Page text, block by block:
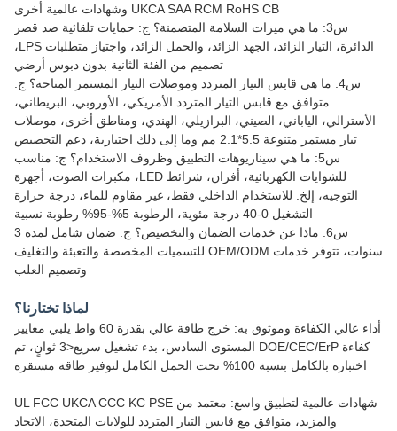
UKCA SAA RCM RoHS CB وشهادات عالمية أخرى
س3: ما هي ميزات السلامة المتضمنة؟ ج: حمايات تلقائية ضد قصر
الدائرة، التيار الزائد، الجهد الزائد، والحمل الزائد، واجتياز متطلبات LPS،
تصميم من الفئة الثانية بدون دبوس أرضي
س4: ما هي قابس التيار المتردد وموصلات التيار المستمر المتاحة؟ ج:
متوافق مع قابس التيار المتردد الأمريكي، الأوروبي، البريطاني،
الأسترالي، الياباني، الصيني، البرازيلي، الهندي، ومناطق أخرى، موصلات
تيار مستمر متنوعة 5.5*2.1 مم وما إلى ذلك اختيارية، دعم التخصيص
س5: ما هي سيناريوهات التطبيق وظروف الاستخدام؟ ج: مناسب
للشوايات الكهربائية، أفران، شرائط LED، مكبرات الصوت، أجهزة
التوجيه، إلخ. للاستخدام الداخلي فقط، غير مقاوم للماء، درجة حرارة
التشغيل 0-40 درجة مئوية، الرطوبة 5%-95% رطوبة نسبية
س6: ماذا عن خدمات الضمان والتخصيص؟ ج: ضمان شامل لمدة 3
سنوات، تتوفر خدمات OEM/ODM للتسميات المخصصة والتعبئة والتغليف
وتصميم العلب
لماذا تختارنا؟
أداء عالي الكفاءة وموثوق به: خرج طاقة عالي بقدرة 60 واط يلبي معايير
كفاءة DOE/CEC/ErP المستوى السادس، بدء تشغيل سريع<3 ثوانٍ، تم
اختباره بالكامل بنسبة 100% تحت الحمل الكامل لتوفير طاقة مستقرة
شهادات عالمية لتطبيق واسع: معتمد من UL FCC UKCA CCC KC PSE
والمزيد، متوافق مع قابس التيار المتردد للولايات المتحدة، الاتحاد